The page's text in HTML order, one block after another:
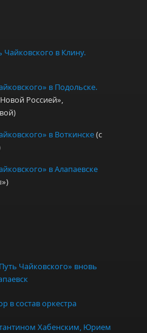
Чайковского в Клину.
в Подольске.
Россией»,
в Воткинске(с
в Алапаевске
Чайковского» вновь
в состав оркестра
Хабенским, Юрием